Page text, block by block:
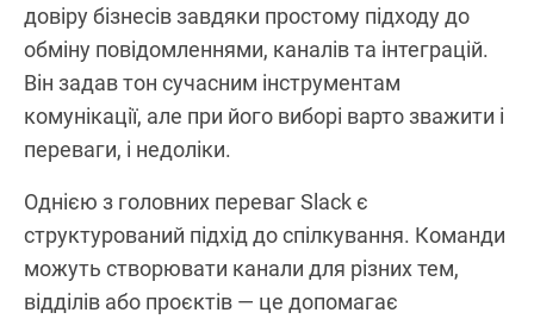
довіру бізнесів завдяки простому підходу до
обміну повідомленнями, каналів та інтеграцій.
Він задав тон сучасним інструментам
комунікації, але при його виборі варто зважити і
переваги, і недоліки.
Однією з головних переваг Slack є
структурований підхід до спілкування. Команди
можуть створювати канали для різних тем,
відділів або проєктів — це допомагає